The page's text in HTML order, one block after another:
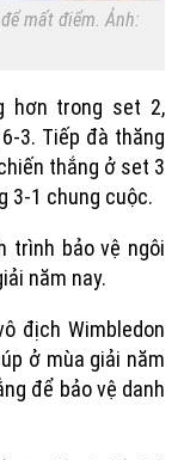
mất điểm. Ảnh:
hơn trong set 2,
3. Tiếp đà thăng
thắng ở set 3
3-1 chung cuộc.
trình bảo vệ ngôi
năm nay.
địch Wimbledon
ở mùa giải năm
để bảo vệ danh